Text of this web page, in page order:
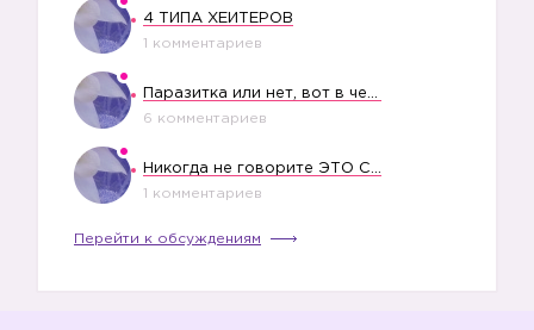
4 ТИПА ХЕЙТЕРОВ
1 комментариев
6 комментариев
1 комментариев
Перейти к обсуждениям